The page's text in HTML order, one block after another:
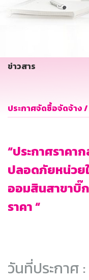
อื่นๆ
ข่าวสาร
ประกาศจัดซื้อจัดจ้าง
“ประกาศราคา
ปลอดภัยหน่วย
ออมสินสาขาบิ๊
ราคา “
วันที่ประกาศ :